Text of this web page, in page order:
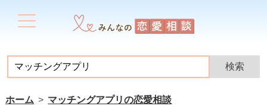
ホーム マッチングアプリの恋愛相談